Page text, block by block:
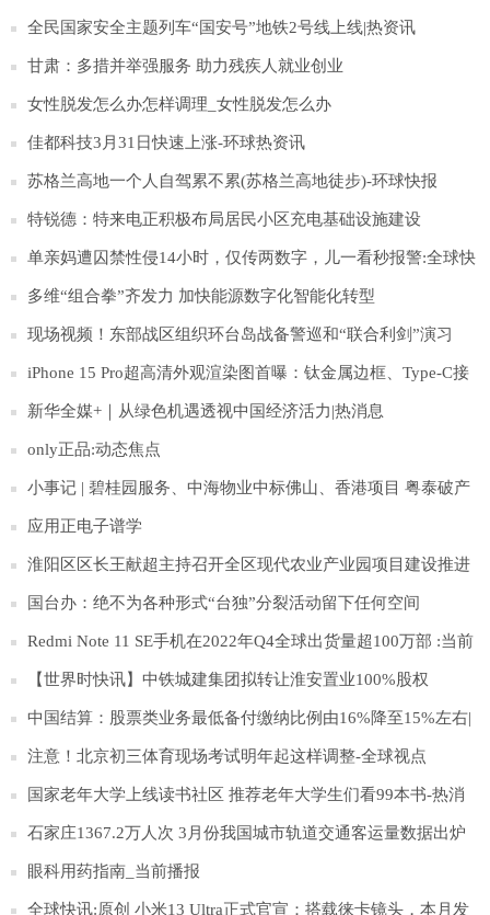
行加密_当前报道
全民国家安全主题列车“国安号”地铁2号线上线|热资讯
甘肃：多措并举强服务 助力残疾人就业创业
女性脱发怎么办怎样调理_女性脱发怎么办
佳都科技3月31日快速上涨-环球热资讯
苏格兰高地一个人自驾累不累(苏格兰高地徒步)-环球快报
特锐德：特来电正积极布局居民小区充电基础设施建设
单亲妈遭囚禁性侵14小时，仅传两数字，儿一看秒报警:全球快
报
多维“组合拳”齐发力 加快能源数字化智能化转型
现场视频！东部战区组织环台岛战备警巡和“联合利剑”演习
iPhone 15 Pro超高清外观渲染图首曝：钛金属边框、Type-C接
口
新华全媒+｜从绿色机遇透视中国经济活力|热消息
only正品:动态焦点
小事记 | 碧桂园服务、中海物业中标佛山、香港项目 粤泰破产
清算案通过
应用正电子谱学
淮阳区区长王献超主持召开全区现代农业产业园项目建设推进
会
国台办：绝不为各种形式“台独”分裂活动留下任何空间
Redmi Note 11 SE手机在2022年Q4全球出货量超100万部 :当前
观点
【世界时快讯】中铁城建集团拟转让淮安置业100%股权
中国结算：股票类业务最低备付缴纳比例由16%降至15%左右|
滚动
注意！北京初三体育现场考试明年起这样调整-全球视点
国家老年大学上线读书社区 推荐老年大学生们看99本书-热消
息
石家庄1367.2万人次 3月份我国城市轨道交通客运量数据出炉
环球精选
眼科用药指南_当前播报
全球快讯:原创 小米13 Ultra正式官宣：搭载徕卡镜头，本月发